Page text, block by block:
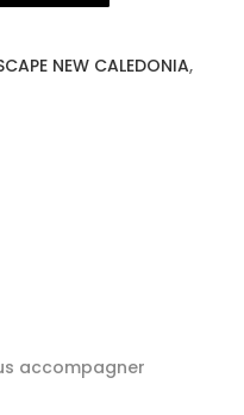
NEW CALEDONIA,
accompagner